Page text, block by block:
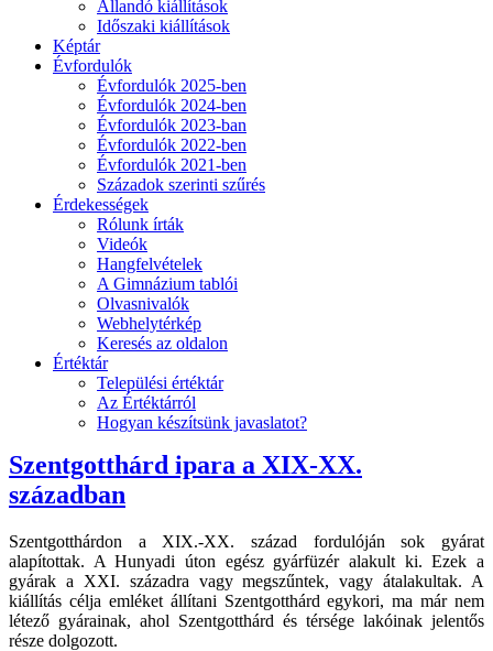
Állandó kiállítások
Időszaki kiállítások
Képtár
Évfordulók
Évfordulók 2025-ben
Évfordulók 2024-ben
Évfordulók 2023-ban
Évfordulók 2022-ben
Évfordulók 2021-ben
Századok szerinti szűrés
Érdekességek
Rólunk írták
Videók
Hangfelvételek
A Gimnázium tablói
Olvasnivalók
Webhelytérkép
Keresés az oldalon
Értéktár
Települési értéktár
Az Értéktárról
Hogyan készítsünk javaslatot?
Szentgotthárd ipara a XIX-XX.
században
Szentgotthárdon a XIX.-XX. század fordulóján sok gyárat
alapítottak. A Hunyadi úton egész gyárfüzér alakult ki. Ezek a
gyárak a XXI. századra vagy megszűntek, vagy átalakultak. A
kiállítás célja emléket állítani Szentgotthárd egykori, ma már nem
létező gyárainak, ahol Szentgotthárd és térsége lakóinak jelentős
része dolgozott.